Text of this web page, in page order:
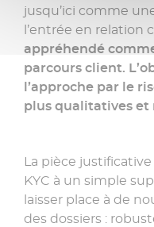
jusqu’ici comme
l’entrée en relation
appréhendé
parcours client.
l’approche par le
plus qualitatives et
La pièce
KYC à un simple
laisser place à de
des dossiers :